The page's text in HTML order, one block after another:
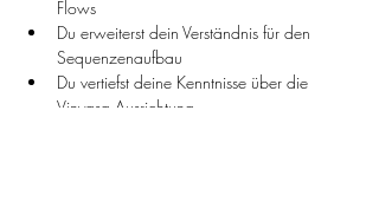
Flows
Du erweiterst dein Verständnis für den
Sequenzenaufbau
Du vertiefst deine Kenntnisse über die
Vinyasa Ausrichtung